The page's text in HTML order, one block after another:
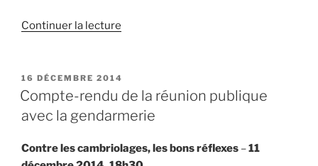
Continuer la lecture
de
Nöel »
PUBLIÉ
LE
16 DÉCEMBRE 2014
Compte-rendu de la réunion publique
avec la gendarmerie
Contre les cambriolages, les bons réflexes –11